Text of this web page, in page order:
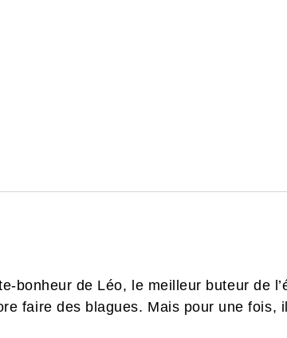
bonheur de Léo, le meilleur buteur de
faire des blagues. Mais pour une fois,